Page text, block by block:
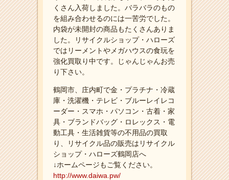
くさん入荷しました。バラバラのもの
を組み合わせるのには一苦労でした。
内袋が未開封の商品もたくさんありま
した。リサイクルショップ・ハローズ
ではリーメントやメガハウスの食玩を
強化買取り中です。じゃんじゃんお売
り下さい。
鶴岡市、庄内町で金・プラチナ・冷蔵
庫・洗濯機・テレビ・ブルーレイレコ
ーダー・スマホ・パソコン・古着・家
具・ブランドバッグ・ロレックス・電
動工具・生活雑貨等の不用品の買取
り、リサイクル品の販売はリサイクル
ショップ・ハローズ鶴岡店へ
↓ホームページもご覧ください。
http://www.daiwa.pw/